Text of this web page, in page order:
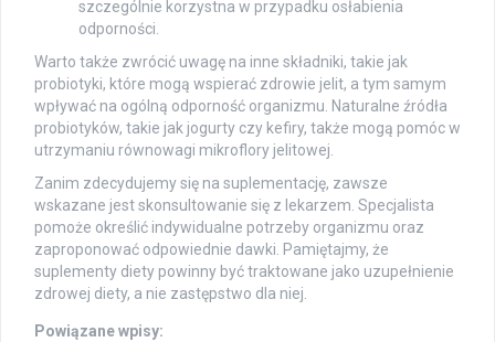
szczególnie korzystna w przypadku osłabienia
odporności.
Warto także zwrócić uwagę na inne składniki, takie jak
probiotyki, które mogą wspierać zdrowie jelit, a tym samym
wpływać na ogólną odporność organizmu. Naturalne źródła
probiotyków, takie jak jogurty czy kefiry, także mogą pomóc w
utrzymaniu równowagi mikroflory jelitowej.
Zanim zdecydujemy się na suplementację, zawsze
wskazane jest skonsultowanie się z lekarzem. Specjalista
pomoże określić indywidualne potrzeby organizmu oraz
zaproponować odpowiednie dawki. Pamiętajmy, że
suplementy diety powinny być traktowane jako uzupełnienie
zdrowej diety, a nie zastępstwo dla niej.
Powiązane wpisy: